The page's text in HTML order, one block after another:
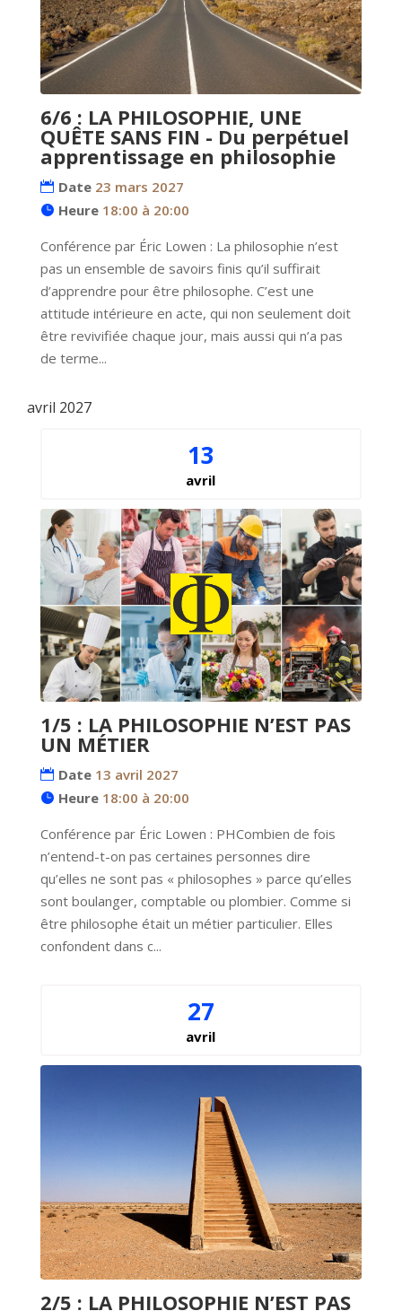
6/6 : LA PHILOSOPHIE, UNE
QUÊTE SANS FIN - Du perpétuel
apprentissage en philosophie
Date 23 mars 2027
Heure 18:00 à 20:00
Conférence par Éric Lowen : La philosophie n’est
pas un ensemble de savoirs finis qu’il suffirait
d’apprendre pour être philosophe. C’est une
attitude intérieure en acte, qui non seulement doit
être revivifiée chaque jour, mais aussi qui n’a pas
de terme...
avril 2027
13
avril
1/5 : LA PHILOSOPHIE N’EST PAS
UN MÉTIER
Date 13 avril 2027
Heure 18:00 à 20:00
Conférence par Éric Lowen : PHCombien de fois
n’entend-t-on pas certaines personnes dire
qu’elles ne sont pas « philosophes » parce qu’elles
sont boulanger, comptable ou plombier. Comme si
être philosophe était un métier particulier. Elles
confondent dans c...
27
avril
2/5 : LA PHILOSOPHIE N’EST PAS